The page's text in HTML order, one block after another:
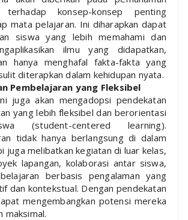
terhadap konsep-konsep penting
mata pelajaran. Ini diharapkan dapat
siswa yang lebih memahami dan
ilmu yang didapatkan,
hanya menghafal fakta-fakta yang
diterapkan dalam kehidupan nyata.
Pembelajaran yang Fleksibel
juga akan mengadopsi pendekatan
yang lebih fleksibel dan berorientasi
(student-centered learning).
tidak hanya berlangsung di dalam
juga melibatkan kegiatan di luar kelas,
lapangan, kolaborasi antar siswa,
berbasis pengalaman yang
dan kontekstual. Dengan pendekatan
mengembangkan potensi mereka
maksimal.